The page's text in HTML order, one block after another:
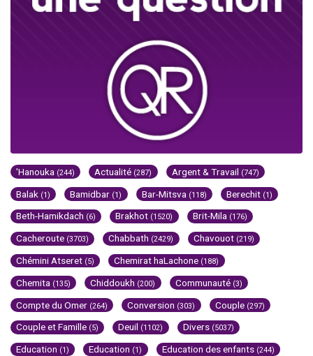
'Hanouka (244) Actualité (287) Argent & Travail (747)
Balak (1) Bamidbar (1) Bar-Mitsva (118) Berechit (1)
Beth-Hamikdach (6) Brakhot (1520) Brit-Mila (176)
Cacheroute (3703) Chabbath (2429) Chavouot (219)
Chémini Atseret (5) Chemirat haLachone (188)
Chemita (135) Chiddoukh (200) Communauté (3)
Compte du Omer (264) Conversion (303) Couple (297)
Couple et Famille (5) Deuil (1102) Divers (5037)
Education (1) Education (1) Education des enfants (244)